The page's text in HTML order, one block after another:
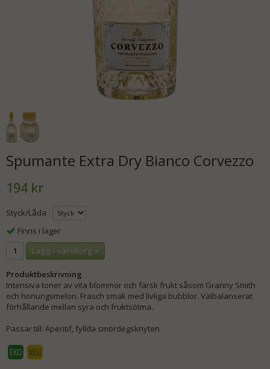
Spumante Extra Dry Bianco Corvezzo
194 kr
Styck/Låda
Finns i lager
Lägg i varukorg »
Produktbeskrivning
Intensiva toner av vita blommor och färsk frukt såsom Granny Smith
och honungsmelon. Fräsch smak med livliga bubblor. Välbalanserat
förhållande mellan syra och fruktsötma.
Passar till: Aperitif, fyllda smördegsknyten